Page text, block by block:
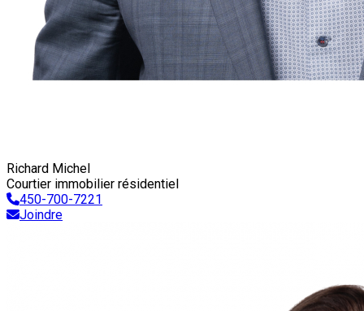
Richard Michel
Courtier immobilier résidentiel
450-700-7221
Joindre